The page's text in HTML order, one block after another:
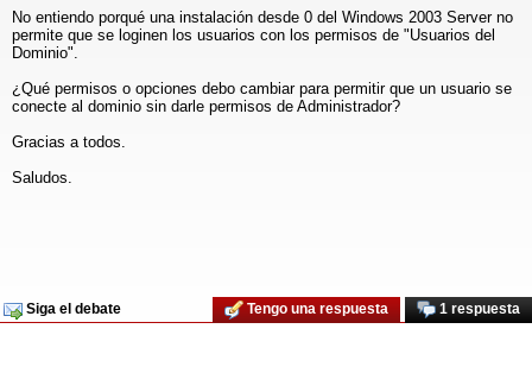
No entiendo porqué una instalación desde 0 del Windows 2003 Server no
permite que se loginen los usuarios con los permisos de "Usuarios del
Dominio".
¿Qué permisos o opciones debo cambiar para permitir que un usuario se
conecte al dominio sin darle permisos de Administrador?
Gracias a todos.
Saludos.
Siga el debate 1 respuesta
Tengo una respuesta